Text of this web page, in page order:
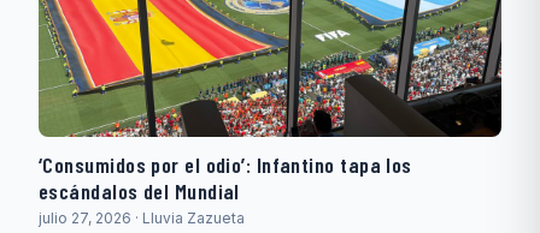
‘Consumidos por el odio’: Infantino tapa los
escándalos del Mundial
julio 27, 2026 · Lluvia Zazueta